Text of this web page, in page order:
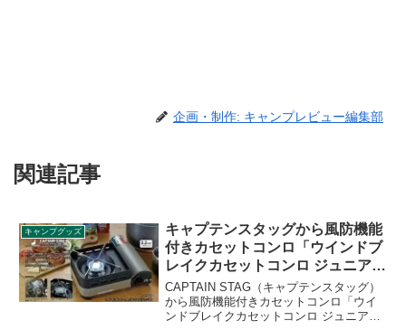
企画・制作: キャンプレビュー編集部
関連記事
キャンプグッズ
キャプテンスタッグから風防機能
付きカセットコンロ「ウインドブ
レイクカセットコンロ ジュニア」
登場
CAPTAIN STAG（キャプテンスタッグ）
から風防機能付きカセットコンロ「ウイ
ンドブレイクカセットコンロ ジュニア」